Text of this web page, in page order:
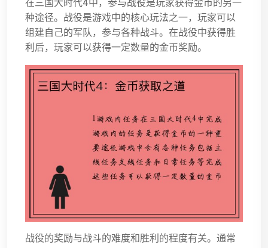
在三国大时代4中，参与战役是玩家获得金币的另一
种途径。战役是游戏中的核心玩法之一，玩家可以
组建自己的军队，参与各种战斗。在战役中获得胜
利后，玩家可以获得一定数量的金币奖励。
战役的奖励与战斗的难度和胜利的程度有关。通常